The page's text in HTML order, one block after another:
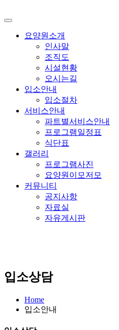
요양원소개
인사말
조직도
시설현황
오시는길
입소안내
입소절차
서비스안내
파트별서비스안내
프로그램일정표
식단표
갤러리
프로그램사진
요양원이모저모
커뮤니티
공지사항
자료실
자유게시판
입소상담
Home
입소안내